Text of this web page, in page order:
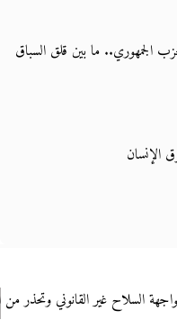
الجمهوري.. ما بين قلق السباق
الإنسان
السلاح غير القانوني وتحذر من